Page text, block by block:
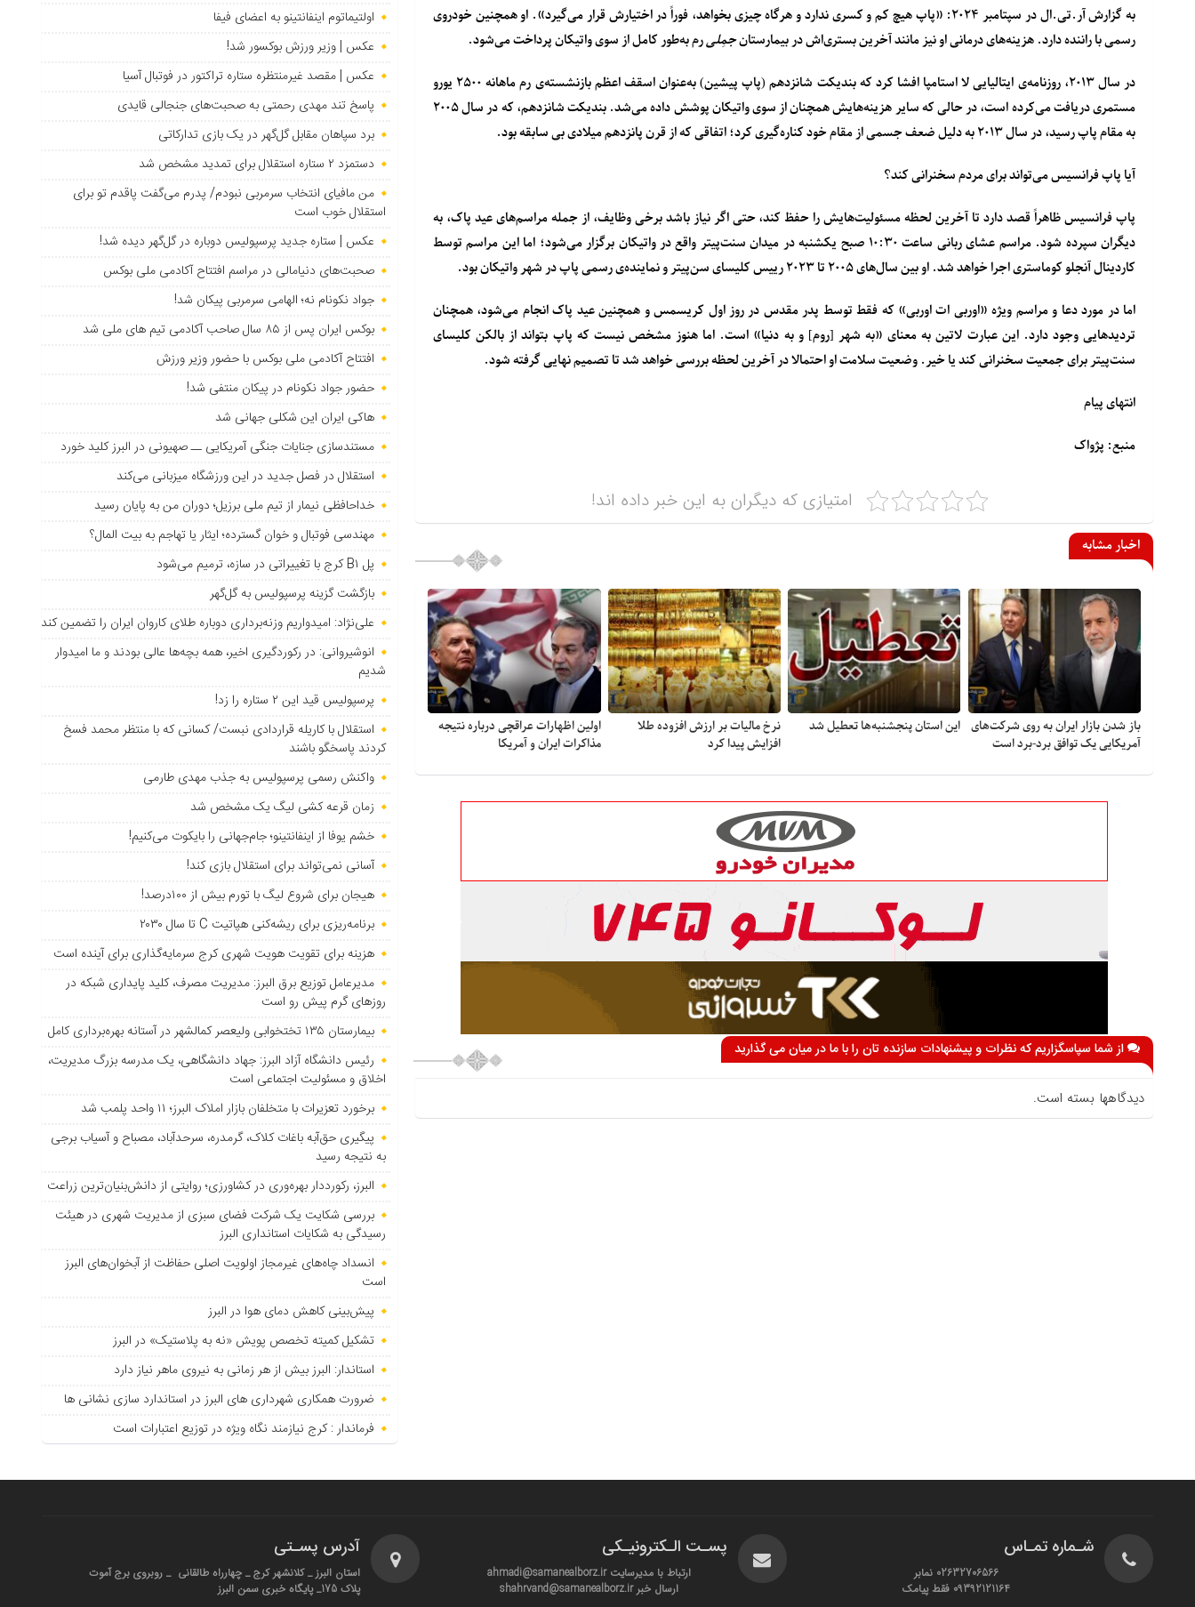
به گزارش آر.تی.ال در سپتامبر ۲۰۲۴: «پاپ هیچ‌ کم و کسری ندارد و هرگاه چیزی بخواهد، فوراً در اختیارش قرار می‌گیرد». او همچنین خودروی
رسمی با راننده دارد. هزینه‌های درمانی او نیز مانند آخرین بستری‌اش در بیمارستانجمِلیرم به‌طور کامل از سوی واتیکان پرداخت می‌شود.
در سال ۲۰۱۳، روزنامه‌ی ایتالیایی لا استامپا افشا کرد که بندیکت شانزدهم (پاپ پیشین) به‌عنوان اسقف اعظم بازنشسته‌ی رم ماهانه ۲۵۰۰ یورو
مستمری دریافت می‌کرده است، در حالی که سایر هزینه‌هایش همچنان از سوی واتیکان پوشش داده می‌شد. بندیکت شانزدهم، که در سال ۲۰۰۵
به مقام پاپ رسید، در سال ۲۰۱۳ به دلیل ضعف جسمی از مقام خود کناره‌گیری کرد؛ اتفاقی که از قرن پانزدهم میلادی بی سابقه بود.
آیا پاپ فرانسیس می‌تواند برای مردم سخنرانی کند؟
پاپ فرانسیس ظاهراً قصد دارد تا آخرین لحظه مسئولیت‌هایش را حفظ کند، حتی اگر نیاز باشد برخی وظایف، از جمله مراسم‌های عید پاک، به
دیگران سپرده شود. مراسم عشای ربانی ساعت ۱۰:۳۰ صبح یکشنبه در میدان سنت‌پیتر واقع در واتیکان برگزار می‌شود؛ اما این مراسم توسط
کاردینال آنجلو کوماستری اجرا خواهد شد. او بین سال‌های ۲۰۰۵ تا ۲۰۲۳ رییس کلیسای سن‌پیتر و نماینده‌ی رسمی پاپ در شهر واتیکان بود.
اما در مورد دعا و مراسم ویژه «اوربی ات اوربی» که فقط توسط پدر مقدس در روز اول کریسمس و همچنین عید پاک انجام ‌می‌شود، همچنان
تردیدهایی وجود دارد. این عبارت لاتین به معنای «به شهر [روم] و به دنیا» است. اما هنوز مشخص نیست که پاپ بتواند از بالکن کلیسای
سنت‌پیتر برای جمعیت سخنرانی کند یا خیر. وضعیت سلامت او احتمالا در آخرین لحظه بررسی خواهد شد تا تصمیم نهایی گرفته شود.
انتهای پیام
منبع: پژواک
امتیازی که دیگران به این خبر داده اند!
اخبار مشابه
باز شدن بازار ایران به روی شرکت‌های
آمریکایی یک توافق برد-برد است
این استان پنجشنبه‌ها تعطیل شد
نرخ مالیات بر ارزش افزوده طلا
افزایش پیدا کرد
اولین اظهارات عراقچی درباره نتیجه
مذاکرات ایران و آمریکا
از شما سپاسگزاریم که نظرات و پیشنهادات سازنده تان را با ما در میان می گذارید
دیدگاهها بسته است.
اولتیماتوم اینفانتینو به اعضای فیفا
عکس | وزیر ورزش بوکسور شد!
عکس | مقصد غیرمنتظره ستاره تراکتور در فوتبال آسیا
پاسخ تند مهدی رحمتی به صحبت‌های جنجالی قایدی
برد سپاهان مقابل گل‌گهر در یک بازی تدارکاتی
دستمزد ۲ ستاره استقلال برای تمدید مشخص شد
من مافیای انتخاب سرمربی نبودم/ پدرم می‌گفت پاقدم تو برای
استقلال خوب است
عکس | ستاره جدید پرسپولیس دوباره در گل‌گهر دیده شد!
صحبت‌های دنیامالی در مراسم افتتاح آکادمی ملی بوکس
جواد نکونام نه؛ الهامی سرمربی پیکان شد!
بوکس ایران پس از ۸۵ سال صاحب آکادمی تیم های ملی شد
افتتاح آکادمی ملی بوکس با حضور وزیر ورزش
حضور جواد نکونام در پیکان منتفی شد!
هاکی ایران این شکلی جهانی شد
مستندسازی جنایات جنگی آمریکایی ــ صهیونی در البرز کلید خورد
استقلال در فصل جدید در این ورزشگاه میزبانی می‌کند
خداحافظی نیمار از تیم ملی برزیل؛ دوران من به پایان رسید
مهندسی فوتبال و خوان گسترده؛ ایثار یا تهاجم به بیت المال؟
پل B۱ کرج با تغییراتی در سازه، ترمیم می‌شود
بازگشت گزینه پرسپولیس به ‌گل‌گهر
علی‌نژاد: امیدواریم وزنه‌برداری دوباره طلای کاروان ایران را تضمین کند
انوشیروانی: در رکوردگیری اخیر، همه بچه‌ها عالی بودند و ما امیدوار
شدیم
پرسپولیس قید این ۲ ستاره را زد!
استقلال با کاریله قراردادی نبست/ کسانی که با منتظر محمد فسخ
کردند پاسخگو باشند
واکنش رسمی پرسپولیس به جذب مهدی طارمی
زمان قرعه کشی لیگ یک مشخص شد
خشم یوفا از اینفانتینو؛ جام‌جهانی را بایکوت می‌کنیم!
آسانی نمی‌تواند برای استقلال بازی کند!
هیجان برای شروع لیگ با تورم بیش از ۱۰۰درصد!
برنامه‌ریزی برای ریشه‌کنی هپاتیت C تا سال ۲۰۳۰
هزینه برای تقویت هویت شهری کرج سرمایه‌گذاری برای آینده است
مدیرعامل توزیع برق البرز: مدیریت مصرف، کلید پایداری شبکه در
روزهای گرم پیش رو است
بیمارستان ۱۳۵ تختخوابی ولیعصر کمالشهر در آستانه بهره‌برداری کامل
رئیس دانشگاه آزاد البرز: جهاد دانشگاهی، یک مدرسه بزرگ مدیریت،
اخلاق و مسئولیت اجتماعی است
برخورد تعزیرات با متخلفان بازار املاک البرز؛ ۱۱ واحد پلمب شد
پیگیری حق‌آبه باغات کلاک، گرمدره، سرحدآباد، مصباح و آسیاب برجی
به نتیجه رسید
البرز، رکورددار بهره‌وری در کشاورزی؛ روایتی از دانش‌بنیان‌ترین زراعت
بررسی شکایت یک شرکت فضای سبزی از مدیریت شهری در هیئت
رسیدگی به شکایات استانداری البرز
انسداد چاه‌های غیرمجاز اولویت اصلی حفاظت از آبخوان‌های البرز
است
پیش‌بینی کاهش دمای هوا در البرز
تشکیل کمیته تخصص پویش «نه به پلاستیک» در البرز
استاندار: البرز بیش از هر زمانی به نیروی ماهر نیاز دارد
ضرورت همکاری شهرداری های البرز در استاندارد سازی نشانی ها
فرماندار : کرج نیازمند نگاه ویژه در توزیع اعتبارات است
شـماره تمـاس
02632706566 نمابر
09392121164 فقط پیامک
پسـت الـکترونیـکی
ارتباط با مدیرسایت ahmadi@samanealborz.ir
ارسال خبر shahrvand@samanealborz.ir
آدرس پسـتی
استان البرز _ کلانشهر کرج _ چهارراه طالقانی _ روبروی برج آموت
پلاک 175_ پایگاه خبری سمن البرز